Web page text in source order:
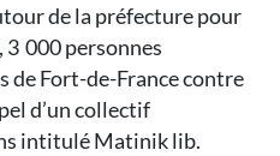
de la préfecture pour
000 personnes
de Fort-de-France contre
d’un collectif
intitulé Matinik lib.